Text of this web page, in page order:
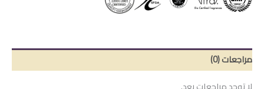
مراجعات (0)